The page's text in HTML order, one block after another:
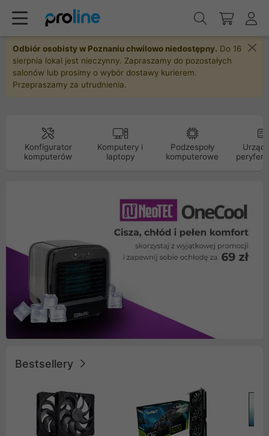
Odbiór osobisty w Poznaniu chwilowo niedostępny. Do 16
sierpnia lokal jest nieczynny. Zapraszamy do pozostałych
salonów lub prosimy o wybór dostawy kurierem.
Przepraszamy za utrudnienia.
Konfigurator
komputerów
Komputery i
laptopy
Podzespoły
komputerowe
Bestsellery